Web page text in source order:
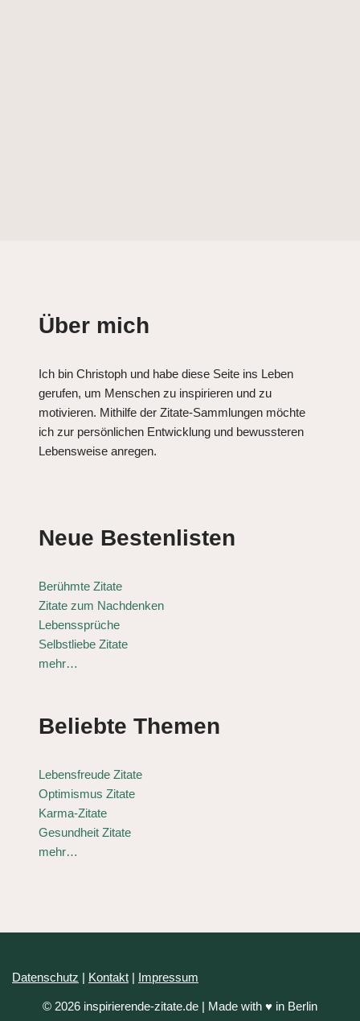
Über mich
Ich bin Christoph und habe diese Seite ins Leben
gerufen, um Menschen zu inspirieren und zu
motivieren. Mithilfe der Zitate-Sammlungen möchte
ich zur persönlichen Entwicklung und bewussteren
Lebensweise anregen.
Neue Bestenlisten
Berühmte Zitate
Zitate zum Nachdenken
Lebenssprüche
Selbstliebe Zitate
mehr…
Beliebte Themen
Lebensfreude Zitate
Optimismus Zitate
Karma-Zitate
Gesundheit Zitate
mehr…
Datenschutz | Kontakt | Impressum
© 2026 inspirierende-zitate.de | Made with ♥ in Berlin